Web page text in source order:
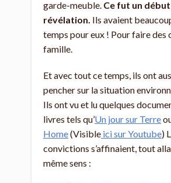
garde-meuble. Ce fut un
révélation. Ils avaient
temps pour eux ! Pour faire des
famille.
Et avec tout ce temps, ils ont
pencher sur la situation
Ils ont vu et lu quelques
livres tels qu’Un jour sur Terre
Home(Visible ici sur Youtube)
convictions s’affinaient, tout
même sens :